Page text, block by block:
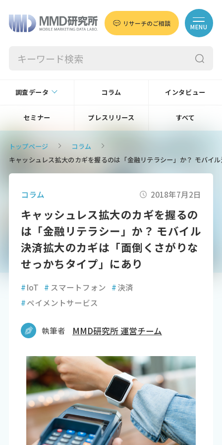
リサーチのご相談 MENU
調査データ コラム インタビュー
セミナー プレスリリース すべて
トップページ
コラム
キャッシュレス拡大のカギを握るのは「金融リテラシー」か？ モバイ
コラム 2018年7月2日
キャッシュレス拡大のカギを握るの
は「金融リテラシー」か？ モバイル
決済拡大のカギは「面倒くさがりな
せっかちタイプ」にあり
#IoT # スマートフォン #決済
#ペイメントサービス
執筆者 MMD研究所 運営チーム